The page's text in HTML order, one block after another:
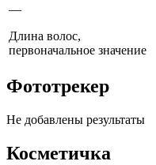
—
Длина волос,
первоначальное значение
Фототрекер
Не добавлены результаты
Косметичка